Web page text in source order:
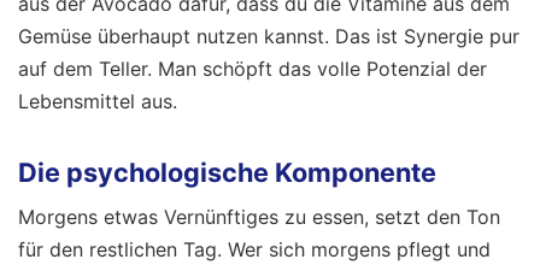
Gemüse überhaupt nutzen kannst. Das ist Synergie pur
auf dem Teller. Man schöpft das volle Potenzial der
Lebensmittel aus.
Die psychologische Komponente
Morgens etwas Vernünftiges zu essen, setzt den Ton
für den restlichen Tag. Wer sich morgens pflegt und